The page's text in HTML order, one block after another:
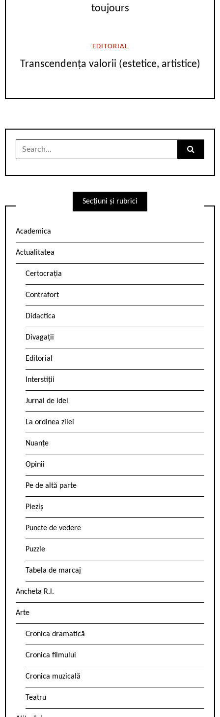
toujours
EDITORIAL
Transcendența valorii (estetice, artistice)
Search
Secțiuni și rubrici
Academica
Actualitatea
Certocrația
Contrafort
Didactica
Divagații
Editorial
Interstiții
Jurnal de idei
La ordinea zilei
Nuanțe
Opinii
Pe de altă parte
Pieziș
Puncte de vedere
Puzzle
Tabela de marcaj
Ancheta R.l.
Arte
Cronica dramatică
Cronica filmului
Cronica muzicală
Teatru